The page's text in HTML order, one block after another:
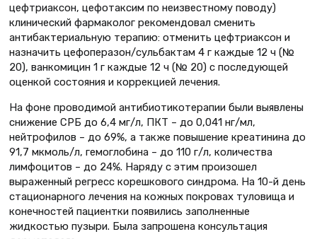
цефтриаксон, цефотаксим по неизвестному поводу)
клинический фармаколог рекомендовал сменить
антибактериальную терапию: отменить цефтриаксон и
назначить цефоперазон/сульбактам 4 г каждые 12 ч (№
20), ванкомицин 1 г каждые 12 ч (№ 20) с последующей
оценкой состояния и коррекцией лечения.
На фоне проводимой антибиотикотерапии были выявлены
снижение СРБ до 6,4 мг/л, ПКТ – до 0,041 нг/мл,
нейтрофилов – до 69%, а также повышение креатинина до
91,7 мкмоль/л, гемоглобина – до 110 г/л, количества
лимфоцитов – до 24%. Наряду с этим произошел
выраженный регресс корешкового синдрома. На 10-й день
стационарного лечения на кожных покровах туловища и
конечностей пациентки появились заполненные
жидкостью пузыри. Была запрошена консультация